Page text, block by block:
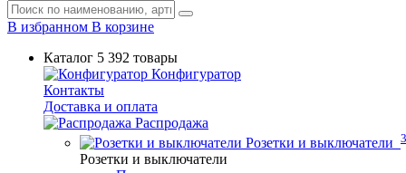
В избранном В корзине
Каталог 5 392 товары
Конфигуратор
Контакты
Доставка и оплата
Распродажа
Розетки и выключатели
Розетки и выключатели